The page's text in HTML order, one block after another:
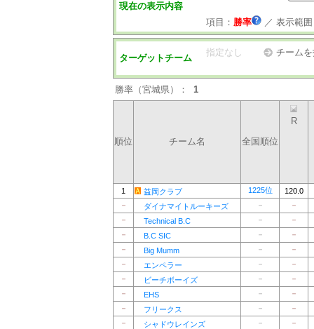
現在の表示内容
項目： 勝率 ／ 表示範囲
ターゲットチーム
指定なし チーム
勝率（宮城県）： 1
順位 チーム名 全国順位
R
1 益岡クラブ 1225位
120.0
－
ダイナマイトルーキーズ －
－
－
Technical B.C －
－
－
B.C SIC －
－
－
Big Mumm －
－
－
エンペラー －
－
－
ビーチボーイズ －
－
－
EHS －
－
－
フリークス －
－
－
シャドウレインズ － －